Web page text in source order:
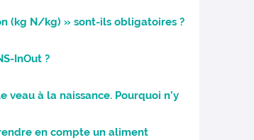
(kg N/kg) » sont-ils obligatoires ?
InOut ?
à la naissance. Pourquoi n’y
en compte un aliment